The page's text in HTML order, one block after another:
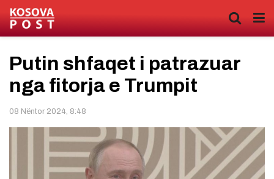
Putin shfaqet i patrazuar
nga fitorja e Trumpit
08 Nëntor 2024, 8:48